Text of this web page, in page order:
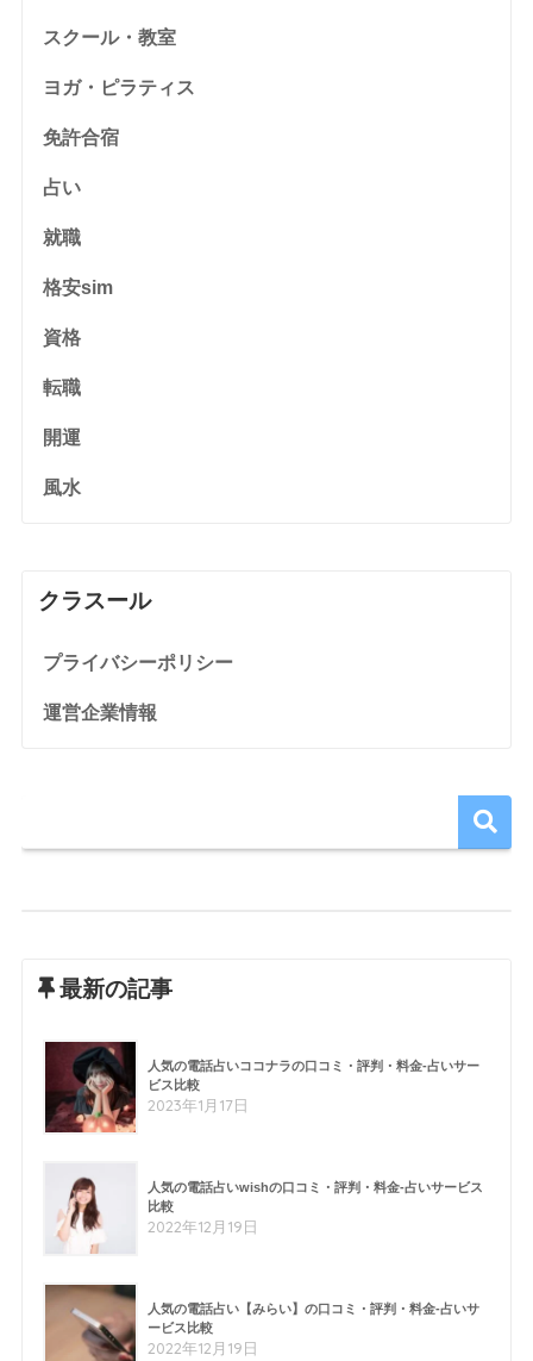
スクール・教室
ヨガ・ピラティス
免許合宿
占い
就職
格安sim
資格
転職
開運
風水
クラスール
プライバシーポリシー
運営企業情報
最新の記事
人気の電話占いココナラの口コミ・評判・料金-占いサー
ビス比較
2023年1月17日
人気の電話占いwishの口コミ・評判・料金-占いサービス
比較
2022年12月19日
人気の電話占い【みらい】の口コミ・評判・料金-占いサ
ービス比較
2022年12月19日